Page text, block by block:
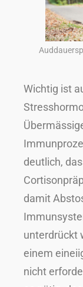
Wichtig ist
deutlich,
damit
unterdrückt
einem
nicht